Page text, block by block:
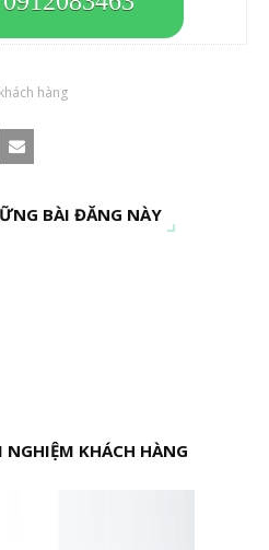
hàng
BÀI ĐĂNG NÀY
KHÁCH HÀNG